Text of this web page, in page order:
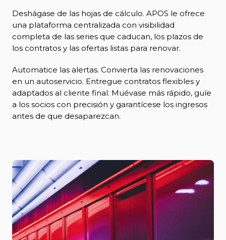
Deshágase de las hojas de cálculo. APOS le ofrece
una plataforma centralizada con visibilidad
completa de las series que caducan, los plazos de
los contratos y las ofertas listas para renovar.
Automatice las alertas. Convierta las renovaciones
en un autoservicio. Entregue contratos flexibles y
adaptados al cliente final. Muévase más rápido, guíe
a los socios con precisión y garantícese los ingresos
antes de que desaparezcan.